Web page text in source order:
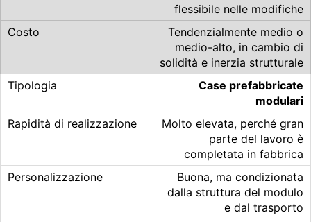
flessibile nelle modifiche
Tendenzialmente medio o
medio-alto, in cambio di
solidità e inerzia strutturale
Case prefabbricate
modulari
Molto elevata, perché gran
parte del lavoro è
completata in fabbrica
Buona, ma condizionata
dalla struttura del modulo
e dal trasporto